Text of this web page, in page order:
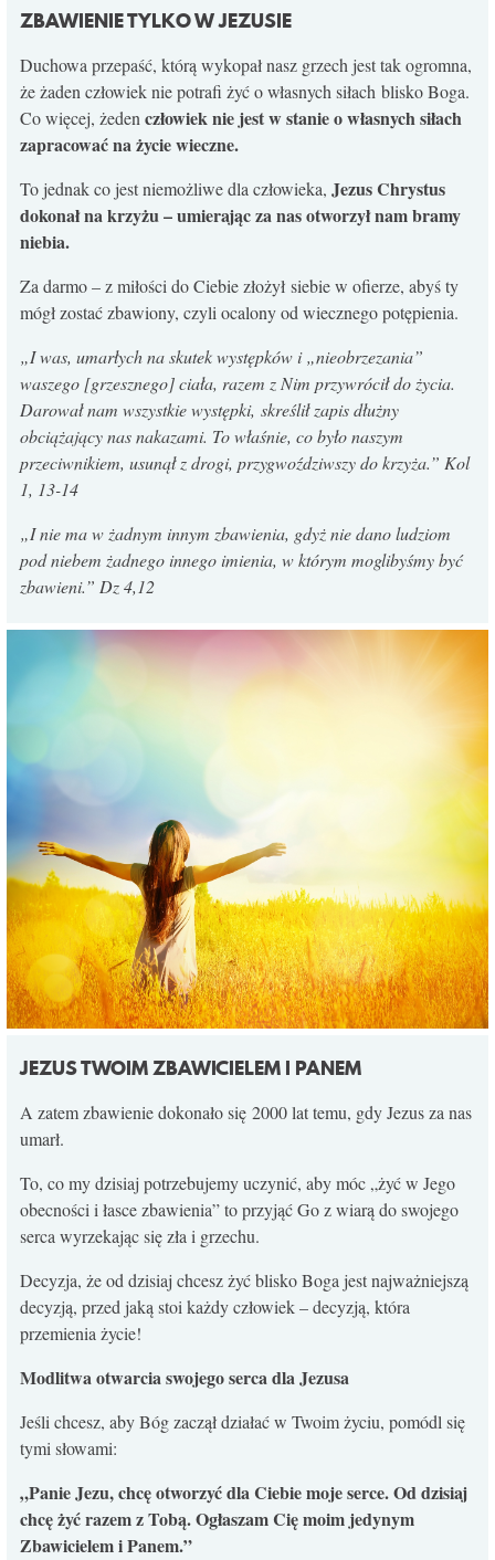
ZBAWIENIE TYLKO W JEZUSIE
Duchowa przepaść, którą wykopał nasz grzech jest tak ogromna,
że żaden człowiek nie potrafi żyć o własnych siłach blisko Boga.
Co więcej, żeden człowiek nie jest w stanie o własnych siłach
zapracować na życie wieczne.
To jednak co jest niemożliwe dla człowieka, Jezus Chrystus
dokonał na krzyżu – umierając za nas otworzył nam bramy
niebia.
Za darmo – z miłości do Ciebie złożył siebie w ofierze, abyś ty
mógł zostać zbawiony, czyli ocalony od wiecznego potępienia.
„I was, umarłych na skutek występków i „nieobrzezania”
waszego [grzesznego] ciała, razem z Nim przywrócił do życia.
Darował nam wszystkie występki, skreślił zapis dłużny
obciążający nas nakazami. To właśnie, co było naszym
przeciwnikiem, usunął z drogi, przygwoździwszy do krzyża.” Kol
1, 13-14
„I nie ma w żadnym innym zbawienia, gdyż nie dano ludziom
pod niebem żadnego innego imienia, w którym moglibyśmy być
zbawieni.” Dz 4,12
JEZUS TWOIM ZBAWICIELEM I PANEM
A zatem zbawienie dokonało się 2000 lat temu, gdy Jezus za nas
umarł.
To, co my dzisiaj potrzebujemy uczynić, aby móc „żyć w Jego
obecności i łasce zbawienia” to przyjąć Go z wiarą do swojego
serca wyrzekając się zła i grzechu.
Decyzja, że od dzisiaj chcesz żyć blisko Boga jest najważniejszą
decyzją, przed jaką stoi każdy człowiek – decyzją, która
przemienia życie!
Modlitwa otwarcia swojego serca dla Jezusa
Jeśli chcesz, aby Bóg zaczął działać w Twoim życiu, pomódl się
tymi słowami:
„Panie Jezu, chcę otworzyć dla Ciebie moje serce. Od dzisiaj
chcę żyć razem z Tobą. Ogłaszam Cię moim jedynym
Zbawicielem i Panem.”